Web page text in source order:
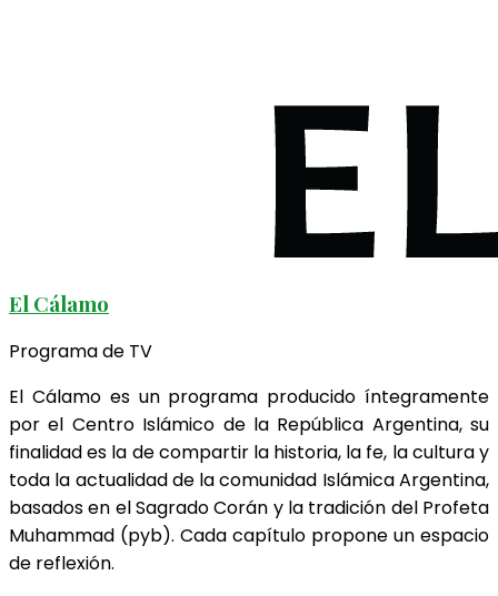
El Cálamo
Programa de TV
El Cálamo es un programa producido íntegramente
por el Centro Islámico de la República Argentina, su
finalidad es la de compartir la historia, la fe, la cultura y
toda la actualidad de la comunidad Islámica Argentina,
basados en el Sagrado Corán y la tradición del Profeta
Muhammad (pyb). Cada capítulo propone un espacio
de reflexión.